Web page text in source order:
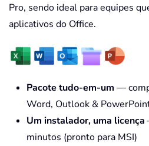
Pro, sendo ideal para equipes
aplicativos do Office.
Pacote tudo-em-um —
Word, Outlook &
Um instalador, uma licença
minutos (pronto para MSI)